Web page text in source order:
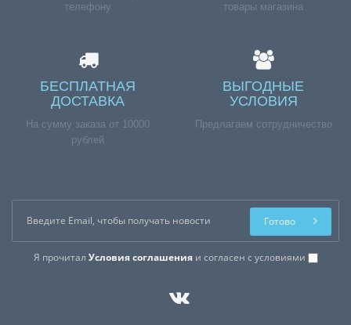
телефону
товары магазина
БЕСПЛАТНАЯ
ДОСТАВКА
На сумму заказа от 10000
рублей
ВЫГОДНЫЕ
УСЛОВИЯ
Предлагаем сотрудничество
Я прочитал Условия соглашенияи согласен с условиями
Готово